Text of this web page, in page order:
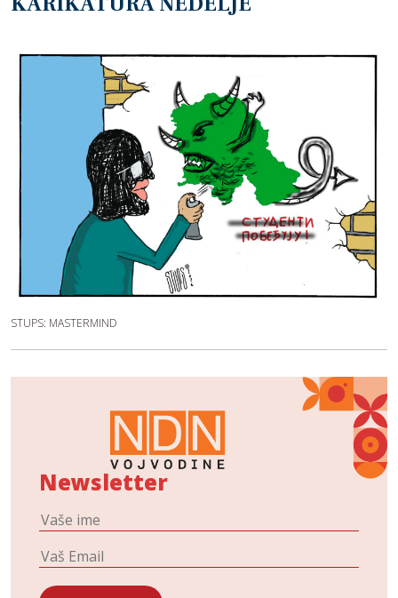
STUPS: MASTERMIND
Newsletter